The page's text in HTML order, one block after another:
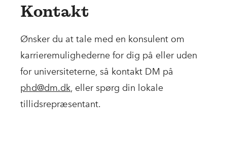
Kontakt
Ønsker du at tale med en konsulent om
karrieremulighederne for dig på eller uden
for universiteterne, så kontakt DM på
phd@dm.dk, eller spørg din lokale
tillidsrepræsentant.